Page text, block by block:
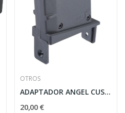
OTROS
ADAPTADOR ANGEL CUSTOM PARA CARGADOR FIRESTORM...
20,00 €